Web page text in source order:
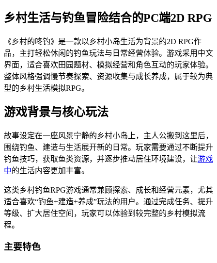
乡村生活与钓鱼冒险结合的PC端2D RPG
《乡村的咚钓》是一款以乡村小岛生活为背景的2D RPG作
品，主打轻松休闲的钓鱼玩法与日常经营体验。游戏采用中文
界面，适合喜欢田园题材、模拟经营和角色互动的玩家体验。
整体风格强调慢节奏探索、资源收集与成长养成，属于较为典
型的乡村生活模拟RPG。
游戏背景与核心玩法
故事设定在一座风景宁静的乡村小岛上，主人公搬到这里后，
围绕钓鱼、建造与生活展开新的日常。玩家需要通过不断提升
钓鱼技巧，获取鱼类资源，并逐步推动居住环境建设，让游戏
中的生活内容更加丰富。
这类乡村钓鱼RPG游戏通常兼顾探索、成长和经营元素，尤其
适合喜欢“钓鱼+建造+养成”玩法的用户。通过完成任务、提升
等级、扩大居住空间，玩家可以体验到较完整的乡村模拟流
程。
主要特色